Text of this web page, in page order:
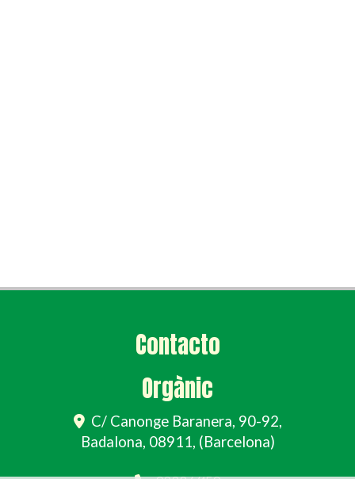
Contacto
Orgànic
C/ Canonge Baranera, 90-92,
Badalona, 08911, (Barcelona)